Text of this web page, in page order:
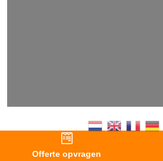

Offerte opvragen